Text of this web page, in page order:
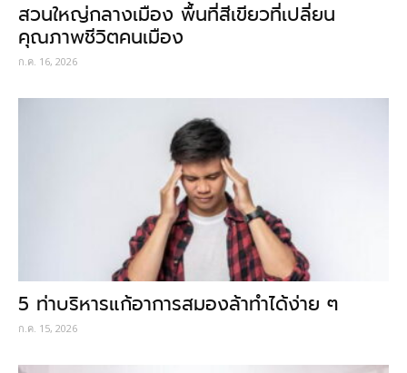
สวนใหญ่กลางเมือง พื้นที่สีเขียวที่เปลี่ยน
คุณภาพชีวิตคนเมือง
ก.ค. 16, 2026
5 ท่าบริหารแก้อาการสมองล้าทำได้ง่าย ๆ
ก.ค. 15, 2026